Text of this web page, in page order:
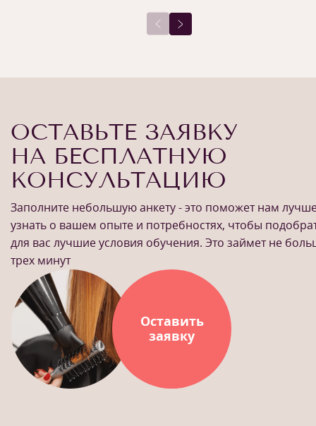
ОСТАВЬТЕ ЗАЯВКУ
НА БЕСПЛАТНУЮ
КОНСУЛЬТАЦИЮ
Заполните небольшую анкету - это поможет нам
узнать о вашем опыте и потребностях, чтобы
для вас лучшие условия обучения. Это займет не
трех минут
Оставить
заявку